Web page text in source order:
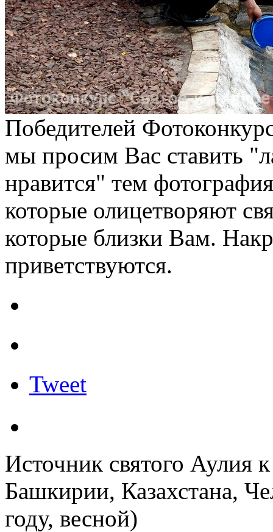
Победителей
мы просим Вас ставить
нравится" тем
которые олицетворяют
которые близки Вам.
приветствуются.
Tweet
Источник святого Аулия
Башкирии, Казахстана,
году, весной)